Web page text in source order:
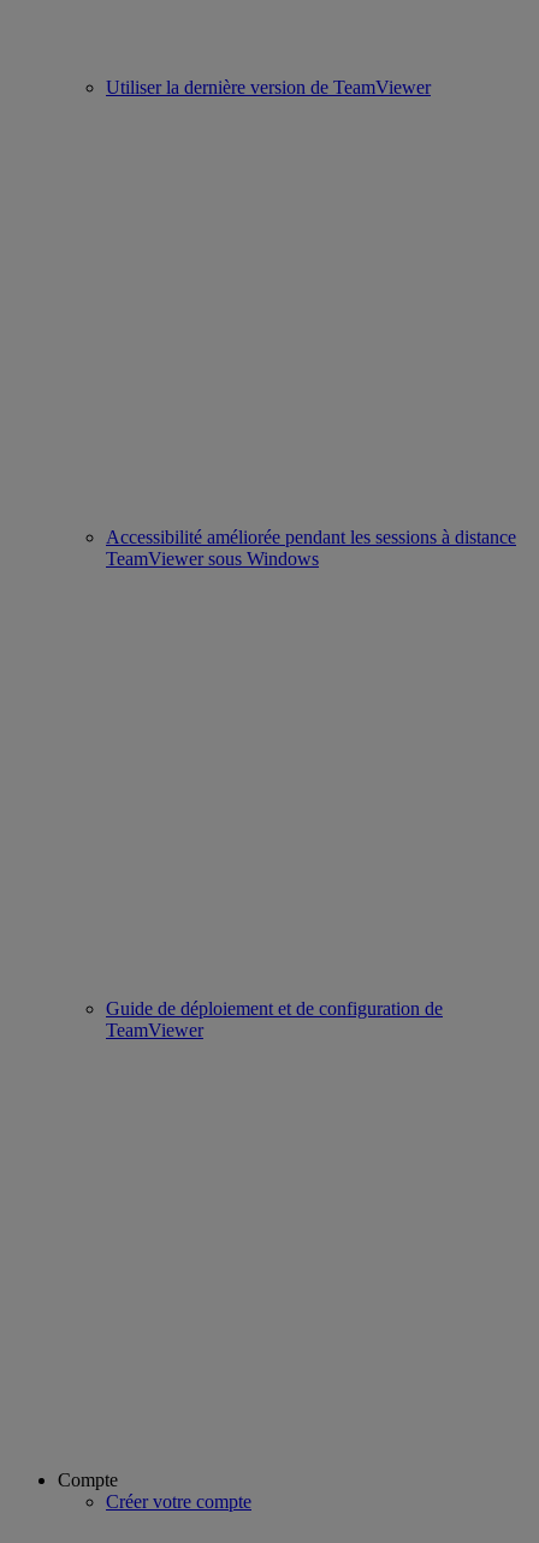
Utiliser la dernière version de TeamViewer
Accessibilité améliorée pendant les sessions à distance
TeamViewer sous Windows
Guide de déploiement et de configuration de
TeamViewer
Compte
Créer votre compte